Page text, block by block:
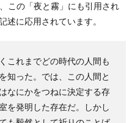
この「夜と霧」にも引用され
述に応用されています。
これまでどの時代の人間も
知った。では、この人間と
なにかをつねに決定する存
を発明した存在だ。しかし